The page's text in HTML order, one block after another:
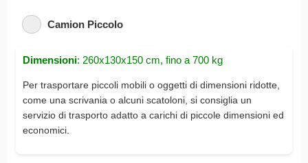
Camion Piccolo
Dimensioni: 260x130x150 cm, fino a 700 kg
Per trasportare piccoli mobili o oggetti di dimensioni ridotte,
come una scrivania o alcuni scatoloni, si consiglia un
servizio di trasporto adatto a carichi di piccole dimensioni ed
economici.